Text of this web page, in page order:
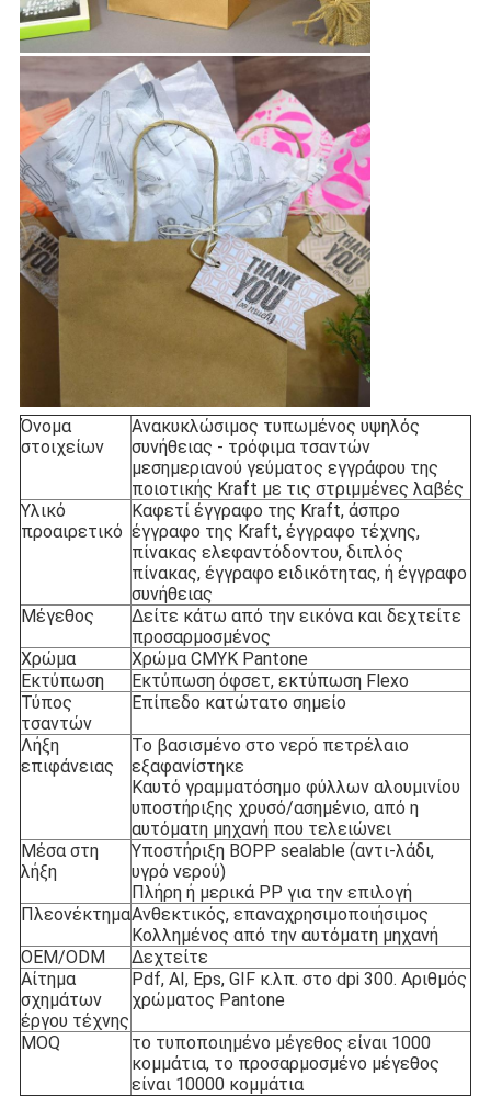
Όνομα
στοιχείων
Ανακυκλώσιμος τυπωμένος υψηλός
συνήθειας - τρόφιμα τσαντών
μεσημεριανού γεύματος εγγράφου της
ποιοτικής Kraft με τις στριμμένες λαβές
Υλικό
προαιρετικό
Καφετί έγγραφο της Kraft, άσπρο
έγγραφο της Kraft, έγγραφο τέχνης,
πίνακας ελεφαντόδοντου, διπλός
πίνακας, έγγραφο ειδικότητας, ή έγγραφο
συνήθειας
Μέγεθος
Δείτε κάτω από την εικόνα και δεχτείτε
προσαρμοσμένος
Χρώμα
Χρώμα CMYK Pantone
Εκτύπωση
Εκτύπωση όφσετ, εκτύπωση Flexo
Τύπος
τσαντών
Επίπεδο κατώτατο σημείο
Λήξη
επιφάνειας
Το βασισμένο στο νερό πετρέλαιο
εξαφανίστηκε
Καυτό γραμματόσημο φύλλων αλουμινίου
υποστήριξης χρυσό/ασημένιο, από η
αυτόματη μηχανή που τελειώνει
Μέσα στη
λήξη
Υποστήριξη BOPP sealable (αντι-λάδι,
υγρό νερού)
Πλήρη ή μερικά PP για την επιλογή
ΠλεονέκτημαΑνθεκτικός, επαναχρησιμοποιήσιμος
Κολλημένος από την αυτόματη μηχανή
OEM/ODM
Δεχτείτε
Αίτημα
σχημάτων
έργου τέχνης
Pdf, AI, Eps, GIF κ.λπ. στο dpi 300. Αριθμός
χρώματος Pantone
MOQ
το τυποποιημένο μέγεθος είναι 1000
κομμάτια, το προσαρμοσμένο μέγεθος
είναι 10000 κομμάτια